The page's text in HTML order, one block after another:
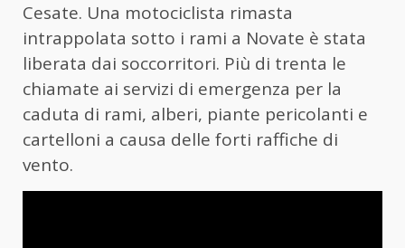
Cesate. Una motociclista rimasta
intrappolata sotto i rami a Novate è stata
liberata dai soccorritori. Più di trenta le
chiamate ai servizi di emergenza per la
caduta di rami, alberi, piante pericolanti e
cartelloni a causa delle forti raffiche di
vento.